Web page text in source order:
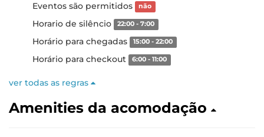
Eventos são permitidos não
Horario de silêncio 22:00 - 7:00
Horário para chegadas 15:00 - 22:00
Horário para checkout 6:00 - 11:00
ver todas as regras
Amenities da acomodação